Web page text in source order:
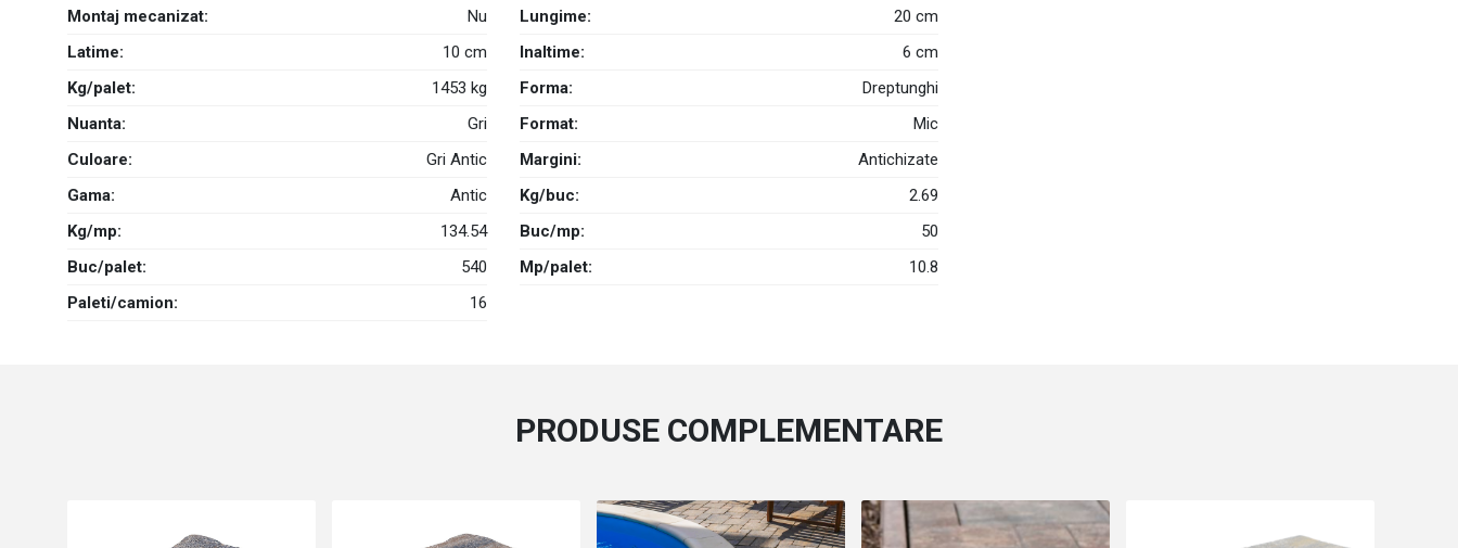
Montaj mecanizat:
Nu Lungime:
20 cm
Latime:
10 cm Inaltime:
6 cm
Kg/palet:
1453 kg Forma:
Dreptunghi
Nuanta:
Gri Format:
Mic
Culoare:
Gri Antic Margini:
Antichizate
Gama:
Antic Kg/buc:
2.69
Kg/mp:
134.54 Buc/mp:
50
Buc/palet:
540 Mp/palet:
10.8
Paleti/camion:
16
PRODUSE COMPLEMENTARE